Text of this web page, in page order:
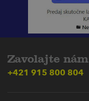
Zavolajte nám
+421 915 800 804